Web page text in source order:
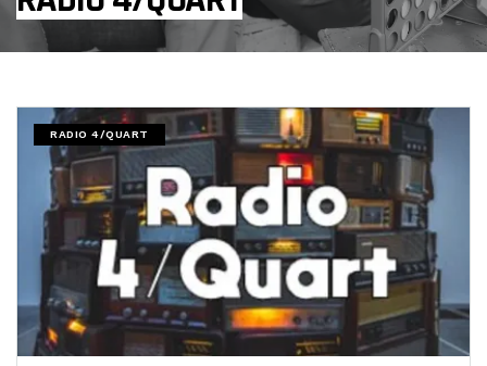
RADIO 4/QUART